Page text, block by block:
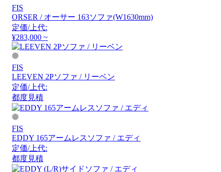
FIS
ORSER / オーサー 163ソファ(W1630mm)
定価/上代:
¥283,000 ~
FIS
LEEVEN 2Pソファ / リーベン
定価/上代:
都度見積
FIS
EDDY 165アームレスソファ / エディ
定価/上代:
都度見積